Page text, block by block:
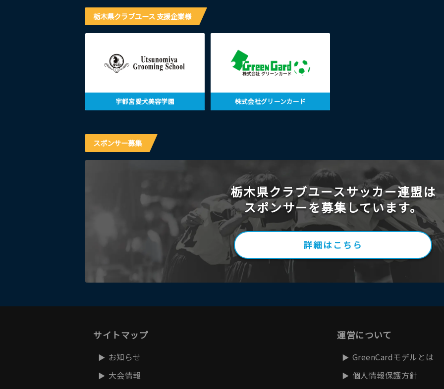
栃木県クラブユース 支援企業様
宇都宮愛犬美容学園 株式会社グリーンカード
スポンサー募集
栃木県クラブユースサッカー連盟は
スポンサーを募集しています。
詳細はこちら
サイトマップ
お知らせ
大会情報
運営について
GreenCardモデルとは
個人情報保護方針